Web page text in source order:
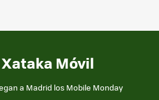
Móvil
a Madrid los Mobile Monday